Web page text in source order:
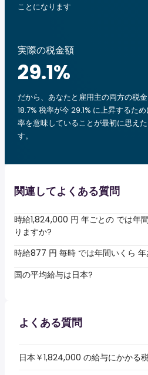
ことになります
実際の税金額
29.1%
だから、あなたと雇用主の両方の税
18.7% 税率が今 29.1% に上昇するた
率を意味していることが最初に思え
す。
関連してよくある質問
時給1,824,000 円 年ごとの では年
りますか?
時給877 円 毎時 では年間いくら
国の平均給与は日本?
よくある質問
日本￥1,824,000 の給与にかかる